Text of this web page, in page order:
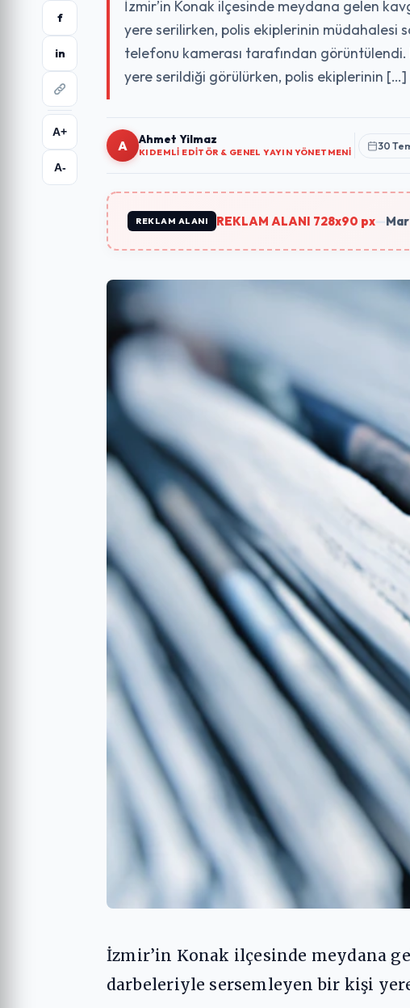
f
in
A+
A-
İzmir’in Konak ilçesinde meydana gelen
yere serilirken, polis ekiplerinin müdahalesi
telefonu kamerası tarafından
yere serildiği görülürken, polis ekiplerinin […]
A Ahmet Yilmaz
KIDEMLI EDITÖR & GENEL YAYIN YÖNETMENI
30
REKLAM ALANI REKLAM ALANI 728x90 px—
İzmir’in Konak ilçesinde meydana
darbeleriyle sersemleyen bir kişi